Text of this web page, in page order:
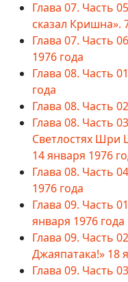
Глава 07. Часть
сказал Кришна».
Глава 07. Часть
1976 года
Глава 08. Часть
года
Глава 08. Часть
Глава 08. Часть
Светлостях Шри
14 января 1976
Глава 08. Часть
1976 года
Глава 09. Часть
января 1976 года
Глава 09. Часть
Джаяпатака!» 18
Глава 09. Часть